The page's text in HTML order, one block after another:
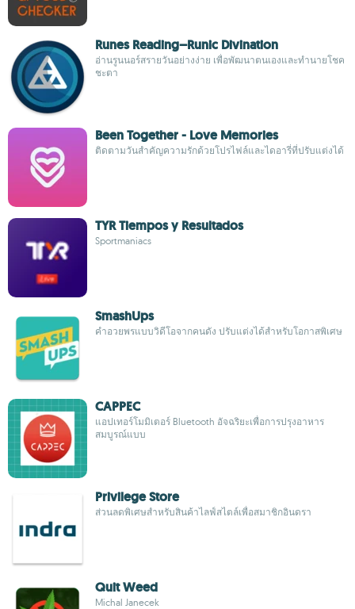
Runes Reading–Runic Divination
อ่านรูนนอร์สรายวันอย่างง่าย เพื่อพัฒนาตนเองและทำนายโชค
ชะตา
Been Together - Love Memories
ติดตามวันสำคัญความรักด้วยโปรไฟล์และไดอารี่ที่ปรับแต่งได้
TYR Tiempos y Resultados
Sportmaniacs
SmashUps
คำอวยพรแบบวิดีโอจากคนดัง ปรับแต่งได้สำหรับโอกาสพิเศษ
CAPPEC
แอปเทอร์โมมิเตอร์ Bluetooth อัจฉริยะเพื่อการปรุงอาหาร
สมบูรณ์แบบ
Privilege Store
ส่วนลดพิเศษสำหรับสินค้าไลฟ์สไตล์เพื่อสมาชิกอินดรา
Quit Weed
Michal Janecek